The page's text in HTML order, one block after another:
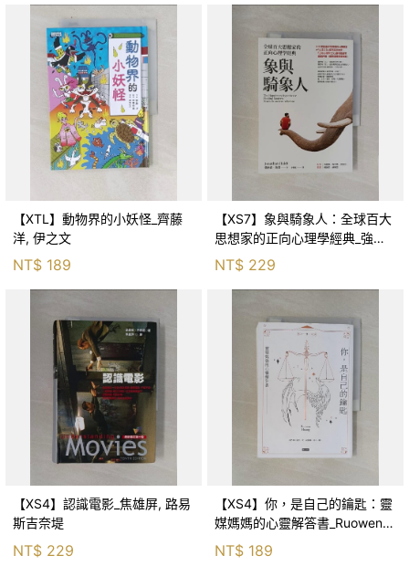
【XTL】動物界的小妖怪_齊藤
洋, 伊之文
NT$ 189
【XS7】象與騎象人：全球百大
思想家的正向心理學經典_強納
森．海德, 李靜瑤
NT$ 229
【XS4】認識電影_焦雄屏, 路易
斯吉奈堤
NT$ 229
【XS4】你，是自己的鑰匙：靈
媒媽媽的心靈解答書_Ruowen
Huang
NT$ 189